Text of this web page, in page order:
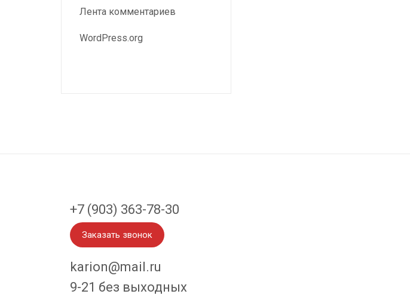
Лента комментариев
WordPress.org
+7 (903) 363-78-30
Заказать звонок
karion@mail.ru
9-21 без выходных